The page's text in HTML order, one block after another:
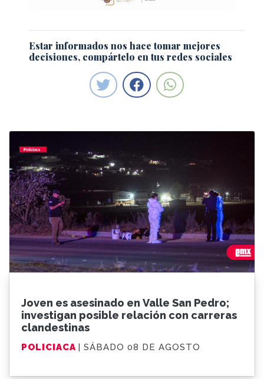
Joven es asesinado en Valle San Pedro;
investigan posible relación con carreras
clandestinas
POLICIACA | SÁBADO 08 DE AGOSTO
Estar informados nos hace tomar mejores
decisiones, compártelo en tus redes sociales